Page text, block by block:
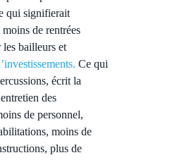
qui signifierait
de rentrées
les bailleurs et
Ce qui
écrit la
des
de personnel,
moins de
plus de